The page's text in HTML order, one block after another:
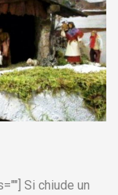
Si chiude un